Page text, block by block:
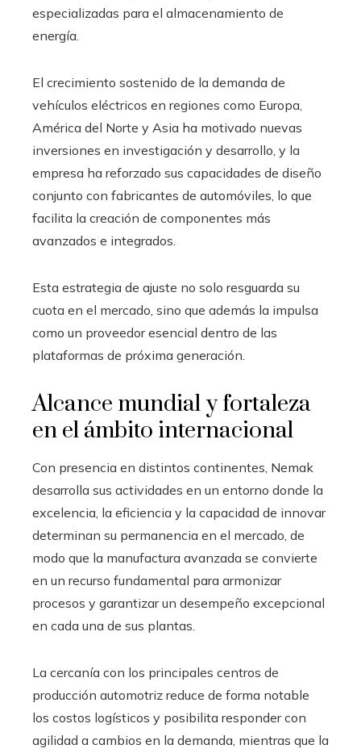
especializadas para el almacenamiento de
energía.
El crecimiento sostenido de la demanda de
vehículos eléctricos en regiones como Europa,
América del Norte y Asia ha motivado nuevas
inversiones en investigación y desarrollo, y la
empresa ha reforzado sus capacidades de diseño
conjunto con fabricantes de automóviles, lo que
facilita la creación de componentes más
avanzados e integrados.
Esta estrategia de ajuste no solo resguarda su
cuota en el mercado, sino que además la impulsa
como un proveedor esencial dentro de las
plataformas de próxima generación.
Alcance mundial y fortaleza
en el ámbito internacional
Con presencia en distintos continentes, Nemak
desarrolla sus actividades en un entorno donde la
excelencia, la eficiencia y la capacidad de innovar
determinan su permanencia en el mercado, de
modo que la manufactura avanzada se convierte
en un recurso fundamental para armonizar
procesos y garantizar un desempeño excepcional
en cada una de sus plantas.
La cercanía con los principales centros de
producción automotriz reduce de forma notable
los costos logísticos y posibilita responder con
agilidad a cambios en la demanda, mientras que la